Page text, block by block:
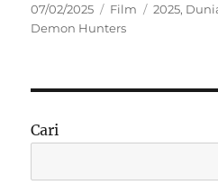
Posted
on
07/02/2025 Categories
Film Tags
2025,
Demon Hunters
Cari